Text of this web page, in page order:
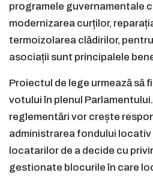
programele guvernamentale
modernizarea curților,
termoizolarea clădirilor,
asociații sunt principalele
Proiectul de lege urmează să
votului în plenul
reglementări vor crește
administrarea fondului
locatarilor de a decide cu
gestionate blocurile în care